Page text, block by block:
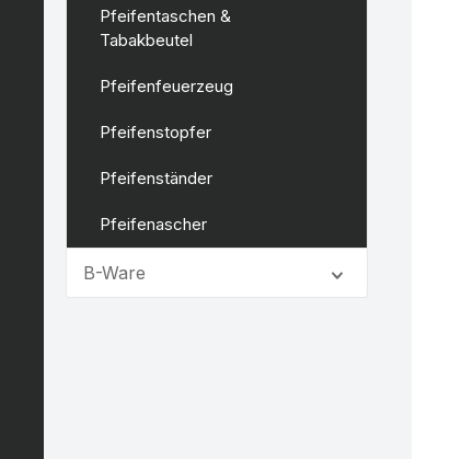
Pfeifentaschen &
Tabakbeutel
Pfeifenfeuerzeug
Pfeifenstopfer
Pfeifenständer
Pfeifenascher
B-Ware